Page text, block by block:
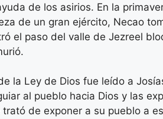
de los asirios. En la
de un gran ejército, Necao
el paso del valle de Jezreel
la Ley de Dios fue leído a
al pueblo hacia Dios y las
de exponer a su pueblo a